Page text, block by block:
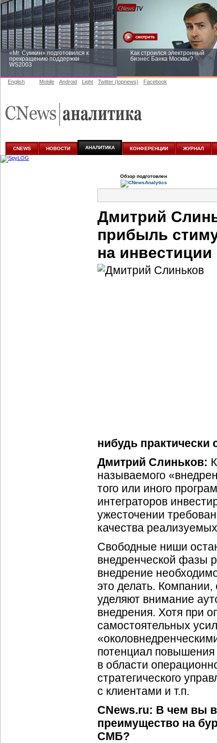
«Mr. Сумкин» подготовился к
прекращению поддержки
WS2003
Как строился электронный
бизнес Банка Москвы?
аналитике
English Mobile Android Light Twitter (topnews) Facebook
CNEWS НОВОСТИ АНАЛИТИКА КОНФЕРЕНЦИИ ЖУРНАЛ
Обзор подготовлен
Дмитрий
прибыль
на инвестиции
нибудь
Дмитрий Слиньков:
называемого
того или иного
интеграторов
ужесточении
качества
Свободные ниши
внедренческой фазы
внедрение
это делать.
уделяют внимание
внедрения. Хотя при
самостоятельных
потенциал
в области
стратегического
с клиентами и т.п.
CNews.ru: В чем вы
преимущество на
СМБ?